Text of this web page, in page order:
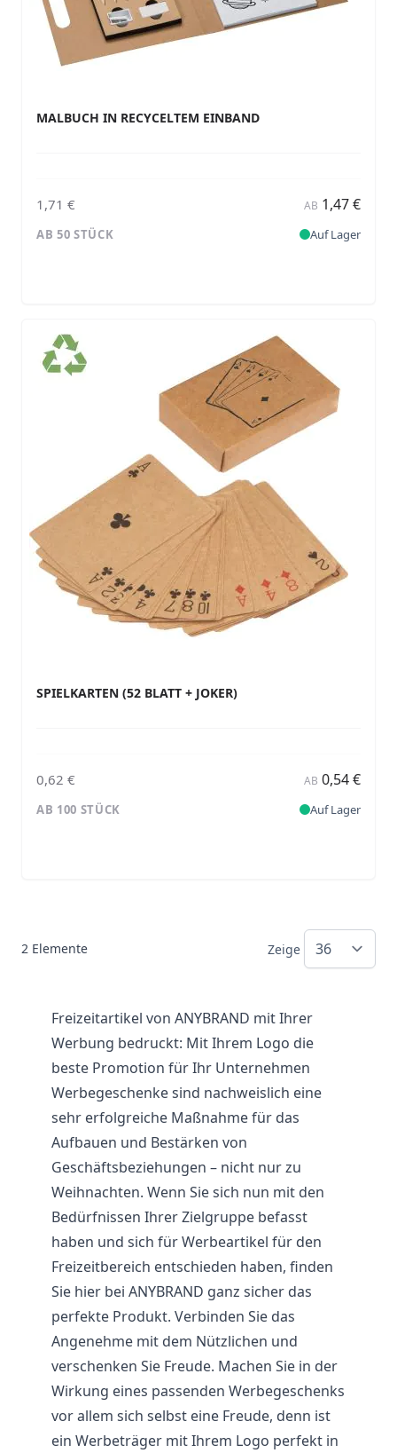
MALBUCH IN RECYCELTEM EINBAND
1,71 € AB 1,47 €
AB 50 STÜCK Auf Lager
SPIELKARTEN (52 BLATT + JOKER)
0,62 € AB 0,54 €
AB 100 STÜCK Auf Lager
2 Elemente Zeige
Freizeitartikel von ANYBRAND mit Ihrer
Werbung bedruckt: Mit Ihrem Logo die
beste Promotion für Ihr Unternehmen
Werbegeschenke sind nachweislich eine
sehr erfolgreiche Maßnahme für das
Aufbauen und Bestärken von
Geschäftsbeziehungen – nicht nur zu
Weihnachten. Wenn Sie sich nun mit den
Bedürfnissen Ihrer Zielgruppe befasst
haben und sich für Werbeartikel für den
Freizeitbereich entschieden haben, finden
Sie hier bei ANYBRAND ganz sicher das
perfekte Produkt. Verbinden Sie das
Angenehme mit dem Nützlichen und
verschenken Sie Freude. Machen Sie in der
Wirkung eines passenden Werbegeschenks
vor allem sich selbst eine Freude, denn ist
ein Werbeträger mit Ihrem Logo perfekt in